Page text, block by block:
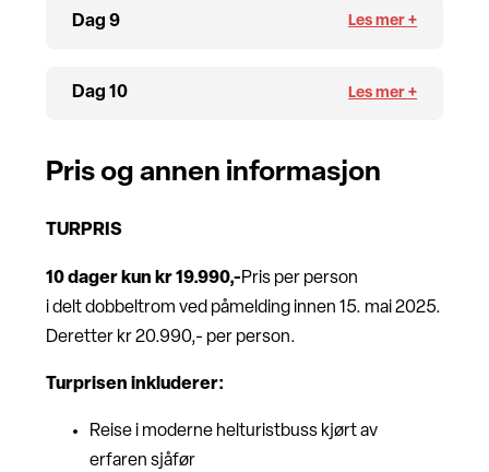
Dag 9
Dag 10
Pris og annen informasjon
TURPRIS
10 dager kun kr 19.990,-Pris per person
i delt dobbeltrom ved påmelding innen 15. mai 2025.
Deretter kr 20.990,- per person.
Turprisen inkluderer:
Reise i moderne helturistbuss kjørt av
erfaren sjåfør